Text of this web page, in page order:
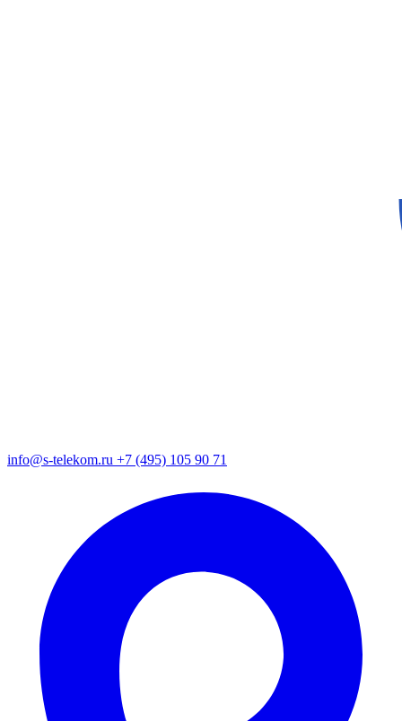
info@s-telekom.ru +7 (495) 105 90 71